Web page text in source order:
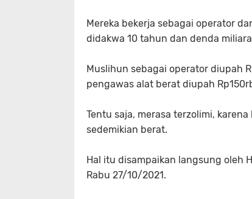
Mereka bekerja sebagai operator
didakwa 10 tahun dan denda
Muslihun sebagai operator diupah
pengawas alat berat diupah
Tentu saja, merasa terzolimi,
sedemikian berat.
Hal itu disampaikan langsung oleh
Rabu 27/10/2021.